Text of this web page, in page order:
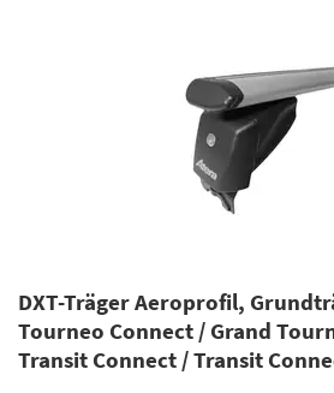
DXT-Träger Aeroprofil,
Tourneo Connect / Grand
Transit Connect / Transit